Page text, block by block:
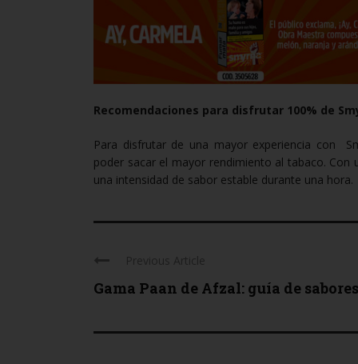
Recomendaciones para disfrutar 100% de
Para disfrutar de una mayor experiencia con
poder sacar el mayor rendimiento al tabaco.
una intensidad de sabor estable durante una hora.
Previous Article
Gama Paan de Afzal: guía de sabores
7. La marcación como
acuerdo.
8. En caso en que use